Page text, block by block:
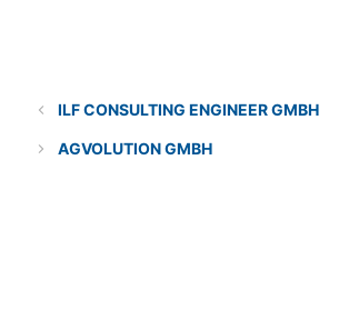
ILF CONSULTING ENGINEER GMBH
AGVOLUTION GMBH